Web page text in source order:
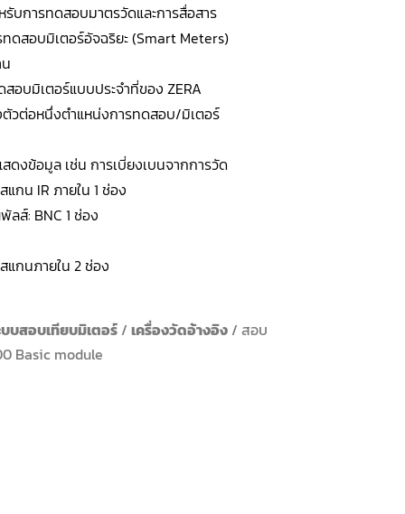
บการทดสอบมาตรวัดและการสื่อสาร
ทดสอบมิเตอร์อัจฉริยะ (Smart Meters)
สอบมิเตอร์แบบประจำที่ของ ZERA
วต่อหนึ่งตำแหน่งการทดสอบ/มิเตอร์
ดงข้อมูล เช่น การเบี่ยงเบนจากการวัด
กน IR ภายใน 1 ช่อง
: BNC 1 ช่อง
กนภายใน 2 ช่อง
บบสอบเทียบมิเตอร์ / เครื่องวัดอ้างอิง / สอบ
Basic module